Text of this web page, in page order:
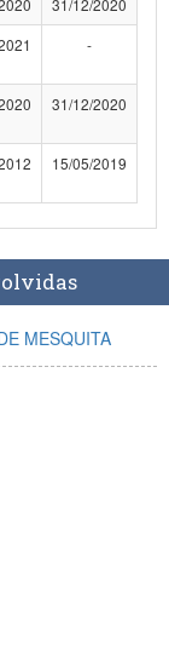
31/12/2020
-
31/12/2020
15/05/2019
MESQUITA